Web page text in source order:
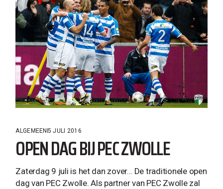
ALGEMEEN5 JULI 2016
OPEN DAG BIJ PEC ZWOLLE
Zaterdag 9 juli is het dan zover… De traditionele open
dag van PEC Zwolle. Als partner van PEC Zwolle zal